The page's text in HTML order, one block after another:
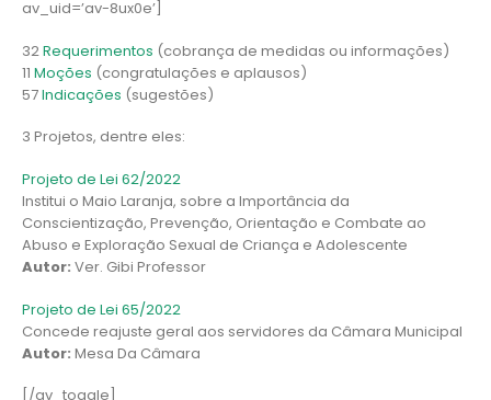
av_uid=’av-8ux0e’]
32Requerimentos (cobrança de medidas ou informações)
11 Moções (congratulações e aplausos)
57Indicações (sugestões)
3 Projetos, dentre eles:
Projeto de Lei 62/2022
Institui o Maio Laranja, sobre a Importância da
Conscientização, Prevenção, Orientação e Combate ao
Abuso e Exploração Sexual de Criança e Adolescente
Autor: Ver. Gibi Professor
Projeto de Lei 65/2022
Concede reajuste geral aos servidores da Câmara Municipal
Autor: Mesa Da Câmara
[/av_toggle]